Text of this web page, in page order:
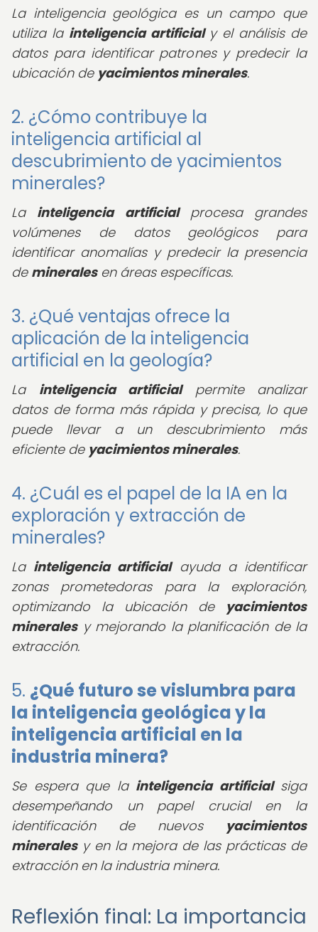
La inteligencia geológica es un campo que
utiliza la inteligencia artificialy el análisis de
datos para identificar patrones y predecir la
ubicación de yacimientos minerales.
2. ¿Cómo contribuye la
inteligencia artificial al
descubrimiento de yacimientos
minerales?
La inteligencia artificialprocesa grandes
volúmenes de datos geológicos para
identificar anomalías y predecir la presencia
de mineralesen áreas específicas.
3. ¿Qué ventajas ofrece la
aplicación de la inteligencia
artificial en la geología?
La inteligencia artificialpermite analizar
datos de forma más rápida y precisa, lo que
puede llevar a un descubrimiento más
eficiente de yacimientos minerales.
4. ¿Cuál es el papel de la IA en la
exploración y extracción de
minerales?
La inteligencia artificialayuda a identificar
zonas prometedoras para la exploración,
optimizando la ubicación de yacimientos
mineralesy mejorando la planificación de la
extracción.
5. ¿Qué futuro se vislumbra para
la inteligencia geológica y la
inteligencia artificial en la
industria minera?
Se espera que la inteligencia artificialsiga
desempeñando un papel crucial en la
identificación de nuevos yacimientos
mineralesy en la mejora de las prácticas de
extracción en la industria minera.
Reflexión final: La importancia